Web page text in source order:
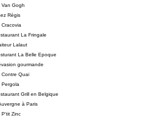
Van Gogh
Régis
Cracovia
La Fringale
Lalaut
La Belle Epoque
gourmande
Contre Quai
Pergola
Grill en Belgique
à Paris
P'tit Zinc